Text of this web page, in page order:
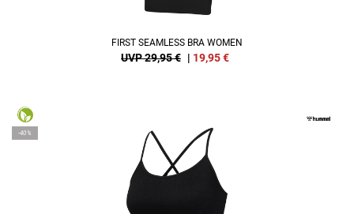
FIRST SEAMLESS BRA WOMEN
UVP 29,95 € | 19,95€
-40%